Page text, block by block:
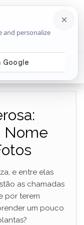
Nome
e entre elas
as chamadas
por terem
um pouco